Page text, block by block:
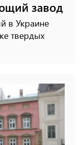
завод
в Украине
твердых